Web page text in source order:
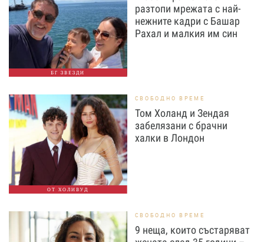
БГ ЗВЕЗДИ
разтопи мрежата с най-
нежните кадри с Башар
Рахал и малкия им син
ОТ ХОЛИВУД
СВОБОДНО ВРЕМЕ
Том Холанд и Зендая
забелязани с брачни
халки в Лондон
СВОБОДНО ВРЕМЕ
9 неща, които състаряват